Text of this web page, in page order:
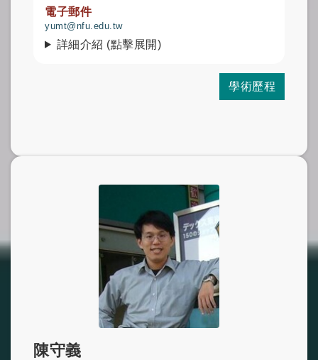
電子郵件
yumt@nfu.edu.tw
詳細介紹 (點擊展開)
學術歷程
陳守義